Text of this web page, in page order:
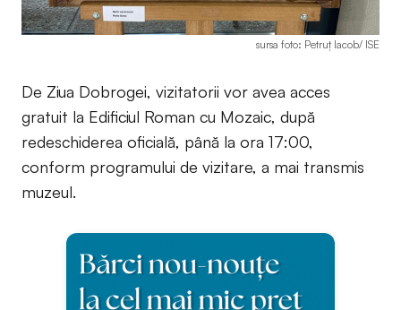
sursa foto: Petruț Iacob/ ISE
De Ziua Dobrogei, vizitatorii vor avea acces
gratuit la Edificiul Roman cu Mozaic, după
redeschiderea oficială, până la ora 17:00,
conform programului de vizitare, a mai transmis
muzeul.